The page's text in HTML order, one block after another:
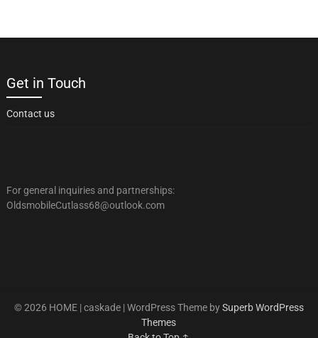
Get in Touch
Contact us
For general inquiries and partnerships:
OldsmobileCutlass68@outlook.com
© 2026 HOME | caskade | WordPress Theme bySuperb WordPress
Themes